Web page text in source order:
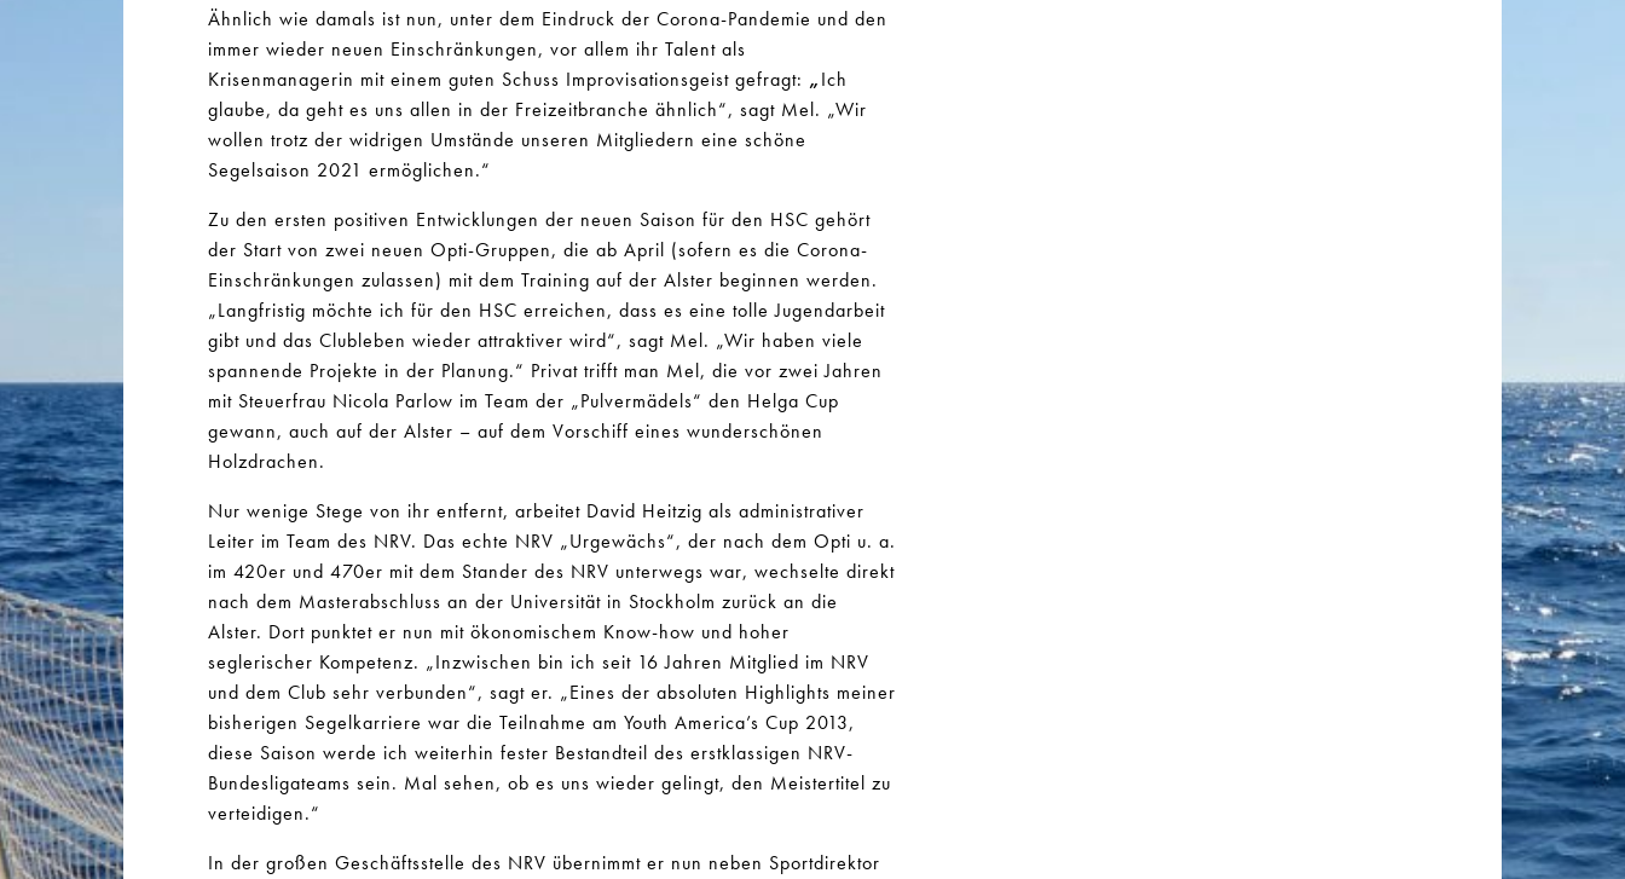
Ähnlich wie damals ist nun, unter dem Eindruck der Corona-Pandemie und den
immer wieder neuen Einschränkungen, vor allem ihr Talent als
Krisenmanagerin mit einem guten Schuss Improvisationsgeist gefragt: „Ich
glaube, da geht es uns allen in der Freizeitbranche ähnlich“, sagt Mel. „Wir
wollen trotz der widrigen Umstände unseren Mitgliedern eine schöne
Segelsaison 2021 ermöglichen.“
Zu den ersten positiven Entwicklungen der neuen Saison für den HSC gehört
der Start von zwei neuen Opti-Gruppen, die ab April (sofern es die Corona-
Einschränkungen zulassen) mit dem Training auf der Alster beginnen werden.
„Langfristig möchte ich für den HSC erreichen, dass es eine tolle Jugendarbeit
gibt und das Clubleben wieder attraktiver wird“, sagt Mel. „Wir haben viele
spannende Projekte in der Planung.“ Privat trifft man Mel, die vor zwei Jahren
mit Steuerfrau Nicola Parlow im Team der „Pulvermädels“ den Helga Cup
gewann, auch auf der Alster – auf dem Vorschiff eines wunderschönen
Holzdrachen.
Nur wenige Stege von ihr entfernt, arbeitet David Heitzig als administrativer
Leiter im Team des NRV. Das echte NRV „Urgewächs“, der nach dem Opti u. a.
im 420er und 470er mit dem Stander des NRV unterwegs war, wechselte direkt
nach dem Masterabschluss an der Universität in Stockholm zurück an die
Alster. Dort punktet er nun mit ökonomischem Know-how und hoher
seglerischer Kompetenz. „Inzwischen bin ich seit 16 Jahren Mitglied im NRV
und dem Club sehr verbunden“, sagt er. „Eines der absoluten Highlights meiner
bisherigen Segelkarriere war die Teilnahme am Youth America’s Cup 2013,
diese Saison werde ich weiterhin fester Bestandteil des erstklassigen NRV-
Bundesligateams sein. Mal sehen, ob es uns wieder gelingt, den Meistertitel zu
verteidigen.“
In der großen Geschäftsstelle des NRV übernimmt er nun neben Sportdirektor